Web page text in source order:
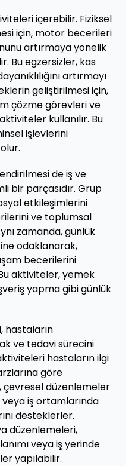
içerebilir. Fiziksel
için, motor becerileri
artırmaya yönelik
Bu egzersizler, kas
artırmayı
geliştirilmesi için,
çözme görevleri ve
kullanılır. Bu
işlevlerini
de iş ve
bir parçasıdır. Grup
etkileşimlerini
ve toplumsal
zamanda, günlük
odaklanarak,
becerilerini
aktiviteler, yemek
yapma gibi günlük
hastaların
ve tedavi sürecini
hastaların ilgi
göre
çevresel düzenlemeler
iş ortamlarında
desteklerler.
düzenlemeleri,
veya iş yerinde
yapılabilir.